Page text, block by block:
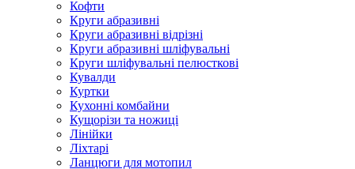
Кофти
Круги абразивні
Круги абразивні відрізні
Круги абразивні шліфувальні
Круги шліфувальні пелюсткові
Кувалди
Куртки
Кухонні комбайни
Кущорізи та ножиці
Лінійки
Ліхтарі
Ланцюги для мотопил